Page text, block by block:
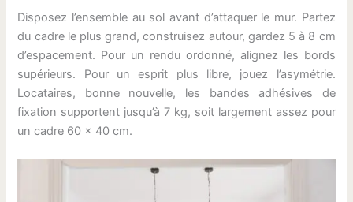
Disposez l’ensemble au sol avant d’attaquer le mur. Partez
du cadre le plus grand, construisez autour, gardez 5 à 8 cm
d’espacement. Pour un rendu ordonné, alignez les bords
supérieurs. Pour un esprit plus libre, jouez l’asymétrie.
Locataires, bonne nouvelle, les bandes adhésives de
fixation supportent jusqu’à 7 kg, soit largement assez pour
un cadre 60 × 40 cm.